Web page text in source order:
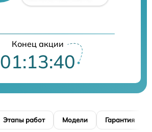
Конец акции
01:13:39
Этапы работ Модели Гарантия